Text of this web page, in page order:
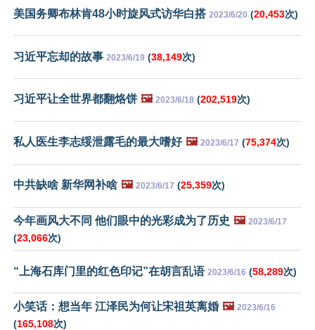
美国务卿布林肯48小时旋风式访华白搭 2023/6/20 (20,453次)
习近平忘却的故事 2023/6/19 (38,149次)
习近平让全世界都翻烙饼 🖼️ 2023/6/18 (202,519次)
私人医生李志绥泄露毛的最大嗜好 🖼️ 2023/6/17 (75,374次)
中共缺啥 新华网补啥 🖼️ 2023/6/17 (25,359次)
今年画风大不同 他们眼中的光彩成为了历史 🖼️ 2023/6/17
(23,066次)
“上海石库门里的红色印记”在胡言乱语 2023/6/16 (58,289次)
小笑话：想当年 江泽民为何让宋祖英离婚 🖼️ 2023/6/16
(165,108次)